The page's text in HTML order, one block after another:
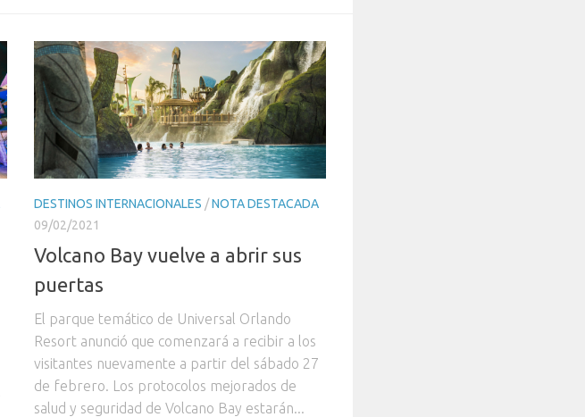
DESTINOS INTERNACIONALES /NOTA DESTACADA
09/02/2021
Volcano Bay vuelve a abrir sus
puertas
El parque temático de Universal Orlando
Resort anunció que comenzará a recibir a los
visitantes nuevamente a partir del sábado 27
de febrero. Los protocolos mejorados de
salud y seguridad de Volcano Bay estarán...